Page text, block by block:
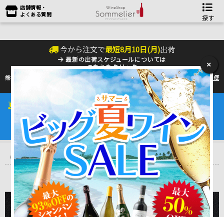
店舗情報・
よくある質問
探す
今から注文で最短8月10日(月)出荷
最新の出荷スケジュールについては
こちらをクリック
熊本地震の影響により九州への配送に遅れが生じております。最新情報は佐川急便
のHP
をご確認下さい。
夏季の配送は『クール便』のご利用をお勧めいたします。
ワインは25℃以上で劣化するデリケートな商品です。
4～10月はワインを守るためにも是非ご利用ください。
トップ ＞ワイン雑貨＆雑誌 ＞ ワインセラー ＞ワインセラー さく
ら製作所
×